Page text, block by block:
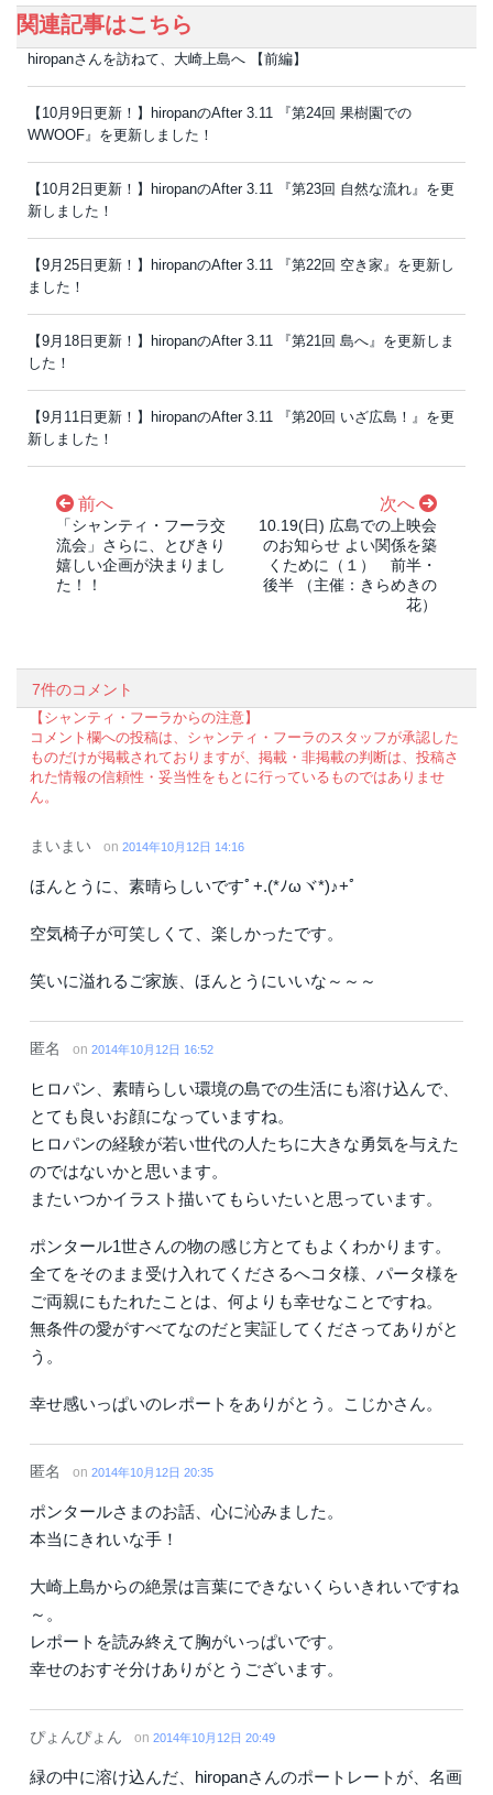
関連記事はこちら
hiropanさんを訪ねて、大崎上島へ 【前編】
【10月9日更新！】hiropanのAfter 3.11 『第24回 果樹園での
WWOOF』を更新しました！
【10月2日更新！】hiropanのAfter 3.11 『第23回 自然な流れ』を更
新しました！
【9月25日更新！】hiropanのAfter 3.11 『第22回 空き家』を更新し
ました！
【9月18日更新！】hiropanのAfter 3.11 『第21回 島へ』を更新しま
した！
【9月11日更新！】hiropanのAfter 3.11 『第20回 いざ広島！』を更
新しました！
前へ
「シャンティ・フーラ交
流会」さらに、とびきり
嬉しい企画が決まりまし
た！！
次へ
10.19(日) 広島での上映会
のお知らせ よい関係を築
くために（１） 前半・
後半 （主催：きらめきの
花）
7件のコメント
【シャンティ・フーラからの注意】
コメント欄への投稿は、シャンティ・フーラのスタッフが承認した
ものだけが掲載されておりますが、掲載・非掲載の判断は、投稿さ
れた情報の信頼性・妥当性をもとに行っているものではありませ
ん。
まいまい on 2014年10月12日 14:16
ほんとうに、素晴らしいですﾟ+.(*ﾉωヾ*)♪+ﾟ
空気椅子が可笑しくて、楽しかったです。
笑いに溢れるご家族、ほんとうにいいな～～～
匿名 on 2014年10月12日 16:52
ヒロパン、素晴らしい環境の島での生活にも溶け込んで、
とても良いお顔になっていますね。
ヒロパンの経験が若い世代の人たちに大きな勇気を与えた
のではないかと思います。
またいつかイラスト描いてもらいたいと思っています。
ポンタール1世さんの物の感じ方とてもよくわかります。
全てをそのまま受け入れてくださるへコタ様、パータ様を
ご両親にもたれたことは、何よりも幸せなことですね。
無条件の愛がすべてなのだと実証してくださってありがと
う。
幸せ感いっぱいのレポートをありがとう。こじかさん。
匿名 on 2014年10月12日 20:35
ポンタールさまのお話、心に沁みました。
本当にきれいな手！
大崎上島からの絶景は言葉にできないくらいきれいですね
～。
レポートを読み終えて胸がいっぱいです。
幸せのおすそ分けありがとうございます。
ぴょんぴょん on 2014年10月12日 20:49
緑の中に溶け込んだ、hiropanさんのポートレートが、名画